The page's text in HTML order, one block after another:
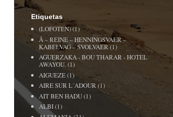
Etiquetas
(LOFOTEN)(1)
Å – REINE – HENNINGSVAER –
KABELVAG – SVOLVAER(1)
AGUERZAKA - BOU THARAR - HOTEL
AWAYOU.(1)
AIGUEZE(1)
AIRE SUR L´ADOUR(1)
AIT BEN HADU(1)
ALBI(1)